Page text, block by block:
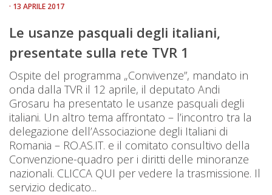
· 13 APRILE 2017
Le usanze pasquali degli italiani,
presentate sulla rete TVR 1
Ospite del programma „Convivenze”, mandato in
onda dalla TVR il 12 aprile, il deputato Andi
Grosaru ha presentato le usanze pasquali degli
italiani. Un altro tema affrontato – l’incontro tra la
delegazione dell’Associazione degli Italiani di
Romania – RO.AS.IT. e il comitato consultivo della
Convenzione-quadro per i diritti delle minoranze
nazionali. CLICCA QUI per vedere la trasmissione. Il
servizio dedicato...